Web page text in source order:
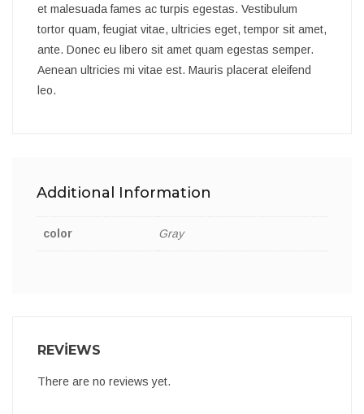
et malesuada fames ac turpis egestas. Vestibulum
tortor quam, feugiat vitae, ultricies eget, tempor sit amet,
ante. Donec eu libero sit amet quam egestas semper.
Aenean ultricies mi vitae est. Mauris placerat eleifend
leo.
Additional Information
color Gray
REVIEWS
There are no reviews yet.